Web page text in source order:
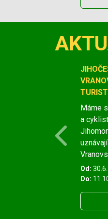
Slide 1
Máme
a
Od:
Do:
Previous